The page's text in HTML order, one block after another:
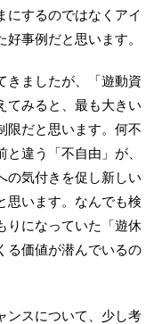
にするのではなくアイ
事例だと思います。
ましたが、「遊動資
てみると、最も大きい
限だと思います。何不
違う「不自由」が、
の気付きを促し新しい
思います。なんでも検
りになっていた「遊休
る価値が潜んでいるの
ンスについて、少し考